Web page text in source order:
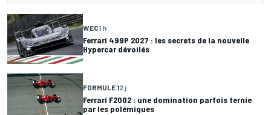
WEC1 h
Ferrari 499P 2027 : les secrets de la nouvelle
Hypercar dévoilés
FORMULE 12 j
Ferrari F2002 : une domination parfois ternie
par les polémiques